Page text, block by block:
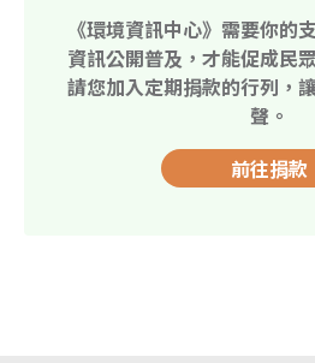
《環境資訊中心》需要你的
資訊公開普及，才能促成民
請您加入定期捐款的行列，
聲。
前往捐款